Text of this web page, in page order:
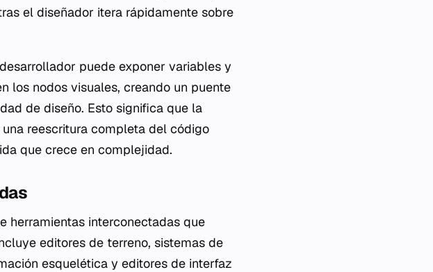
el diseñador itera rápidamente sobre
puede exponer variables y
los nodos visuales, creando un puente
de diseño. Esto significa que la
reescritura completa del código
que crece en complejidad.
herramientas interconectadas que
editores de terreno, sistemas de
esquelética y editores de interfaz